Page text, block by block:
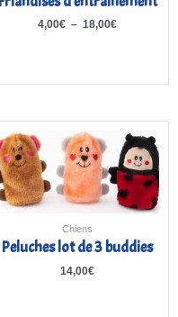
4,00€ – 18,00€
Chiens
Peluches lot de 3 buddies
14,00€